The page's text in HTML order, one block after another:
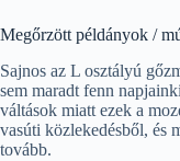
Megőrzött példányok /
Sajnos az L osztályú
sem maradt fenn
váltások miatt ezek a
vasúti közlekedésből, és
tovább.